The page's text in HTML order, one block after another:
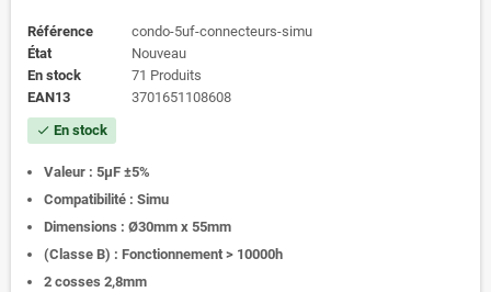
Référence
condo-5uf-connecteurs-simu
État
Nouveau
En stock
71 Produits
EAN13
3701651108608
check En stock
Valeur : 5μF ±5%
Compatibilité : Simu
Dimensions : Ø30mm x 55mm
(Classe B) : Fonctionnement > 10000h
2 cosses 2,8mm